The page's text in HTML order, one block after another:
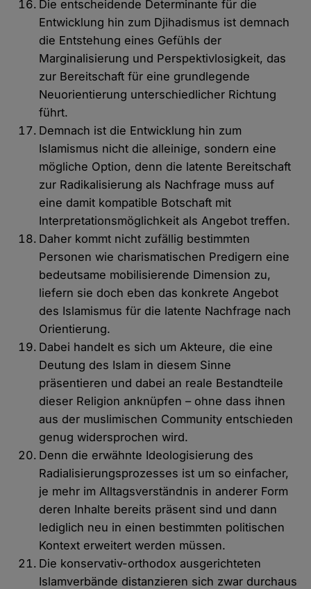
Die entscheidende Determinante für die
Entwicklung hin zum Djihadismus ist demnach
die Entstehung eines Gefühls der
Marginalisierung und Perspektivlosigkeit, das
zur Bereitschaft für eine grundlegende
Neuorientierung unterschiedlicher Richtung
führt.
Demnach ist die Entwicklung hin zum
Islamismus nicht die alleinige, sondern eine
mögliche Option, denn die latente Bereitschaft
zur Radikalisierung als Nachfrage muss auf
eine damit kompatible Botschaft mit
Interpretationsmöglichkeit als Angebot treffen.
Daher kommt nicht zufällig bestimmten
Personen wie charismatischen Predigern eine
bedeutsame mobilisierende Dimension zu,
liefern sie doch eben das konkrete Angebot
des Islamismus für die latente Nachfrage nach
Orientierung.
Dabei handelt es sich um Akteure, die eine
Deutung des Islam in diesem Sinne
präsentieren und dabei an reale Bestandteile
dieser Religion anknüpfen – ohne dass ihnen
aus der muslimischen Community entschieden
genug widersprochen wird.
Denn die erwähnte Ideologisierung des
Radialisierungsprozesses ist um so einfacher,
je mehr im Alltagsverständnis in anderer Form
deren Inhalte bereits präsent sind und dann
lediglich neu in einen bestimmten politischen
Kontext erweitert werden müssen.
Die konservativ-orthodox ausgerichteten
Islamverbände distanzieren sich zwar durchaus